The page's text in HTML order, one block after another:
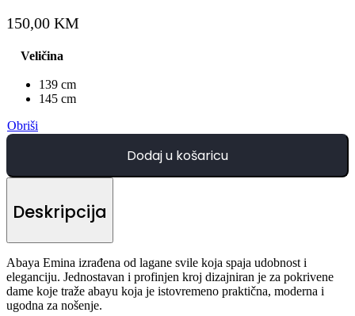
150,00 KM
Veličina
139 cm
145 cm
Obriši
Dodaj u košaricu
Deskripcija
Abaya Emina izrađena od lagane svile koja spaja udobnost i
eleganciju. Jednostavan i profinjen kroj dizajniran je za pokrivene
dame koje traže abayu koja je istovremeno praktična, moderna i
ugodna za nošenje.